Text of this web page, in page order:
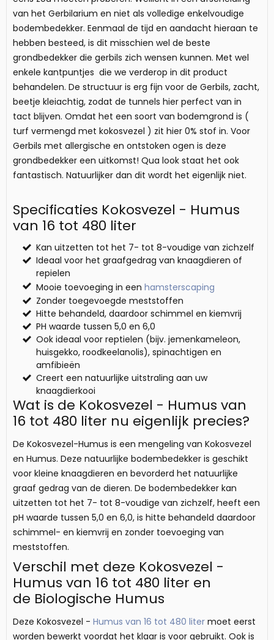
van het Gerbilarium en niet als volledige enkelvoudige
bodembedekker. Eenmaal de tijd en aandacht hieraan te
hebben besteed, is dit misschien wel de beste
grondbedekker die gerbils zich wensen kunnen. Met wel
enkele kantpuntjes die we verderop in dit product
behandelen. De structuur is erg fijn voor de Gerbils, zacht,
beetje kleiachtig, zodat de tunnels hier perfect van in
tact blijven. Omdat het een soort van bodemgrond is (
turf vermengd met kokosvezel ) zit hier 0% stof in. Voor
Gerbils met allergische en ontstoken ogen is deze
grondbedekker een uitkomst! Qua look staat het ook
fantastisch. Natuurlijker dan dit wordt het eigenlijk niet.
Specificaties Kokosvezel - Humus
van 16 tot 480 liter
Kan uitzetten tot het 7- tot 8-voudige van zichzelf
Ideaal voor het graafgedrag van knaagdieren of
repielen
Mooie toevoeging in een hamsterscaping
Zonder toegevoegde meststoffen
Hitte behandeld, daardoor schimmel en kiemvrij
PH waarde tussen 5,0 en 6,0
Ook ideaal voor reptielen (bijv. jemenkameleon,
huisgekko, roodkeelanolis), spinachtigen en
amfibieën
Creert een natuurlijke uitstraling aan uw
knaagdierkooi
Wat is de Kokosvezel - Humus van
16 tot 480 liter nu eigenlijk precies?
De Kokosvezel-Humus is een mengeling van Kokosvezel
en Humus. Deze natuurlijke bodembedekker is geschikt
voor kleine knaagdieren en bevorderd het natuurlijke
graaf gedrag van de dieren. De bodembedekker kan
uitzetten tot het 7- tot 8-voudige van zichzelf, heeft een
pH waarde tussen 5,0 en 6,0, is hitte behandeld daardoor
schimmel- en kiemvrij en zonder toevoeging van
meststoffen.
Verschil met deze Kokosvezel -
Humus van 16 tot 480 liter en
de Biologische Humus
Deze Kokosvezel - Humus van 16 tot 480 liter moet eerst
worden bewerkt voordat het klaar is voor gebruikt. Ook is